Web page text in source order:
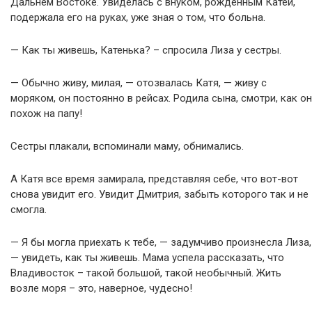
подержала его на руках, уже зная о том, что больна.
— Как ты живешь, Катенька? – спросила Лиза у сестры.
— Обычно живу, милая, — отозвалась Катя, — живу с
моряком, он постоянно в рейсах. Родила сына, смотри, как он
похож на папу!
Сестры плакали, вспоминали маму, обнимались.
А Катя все время замирала, представляя себе, что вот-вот
снова увидит его. Увидит Дмитрия, забыть которого так и не
смогла.
— Я бы могла приехать к тебе, — задумчиво произнесла Лиза,
— увидеть, как ты живешь. Мама успела рассказать, что
Владивосток – такой большой, такой необычный. Жить
возле моря – это, наверное, чудесно!